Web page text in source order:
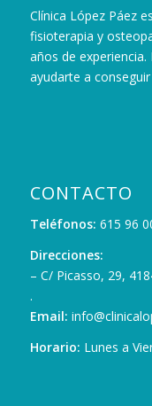
Clínica López Páez
fisioterapia y
años de
ayudarte a
CONTACTO
Teléfonos: 615 96
Direcciones:
– C/ Picasso, 29,
.
Email:
Horario: Lunes a